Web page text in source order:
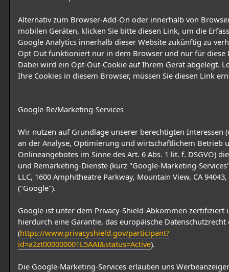
Alternativ zum Browser-Add-On oder innerhalb von
mobilen Geräten, klicken Sie bitte diesen Link, um die
Google Analytics innerhalb dieser Website zukünftig zu
Opt Out funktioniert nur in dem Browser und nur für diese
Dabei wird ein Opt-Out-Cookie auf Ihrem Gerät abgelegt.
Ihre Cookies in diesem Browser, müssen Sie diesen Link
Google-Re/Marketing-Services
Wir nutzen auf Grundlage unserer berechtigten Interessen
an der Analyse, Optimierung und wirtschaftlichem Betrieb
Onlineangebotes im Sinne des Art. 6 Abs. 1 lit. f. DSGVO)
und Remarketing-Dienste (kurz "Google-Marketing-
LLC, 1600 Amphitheatre Parkway, Mountain View, CA 94043,
("Google").
Google ist unter dem Privacy-Shield-Abkommen zertifiziert
hierdurch eine Garantie, das europäische Datenschutzrecht
(https://www.privacyshield.gov/participant?
id=a2zt000000001L5AAI&status=Active).
Die Google-Marketing-Services erlauben uns